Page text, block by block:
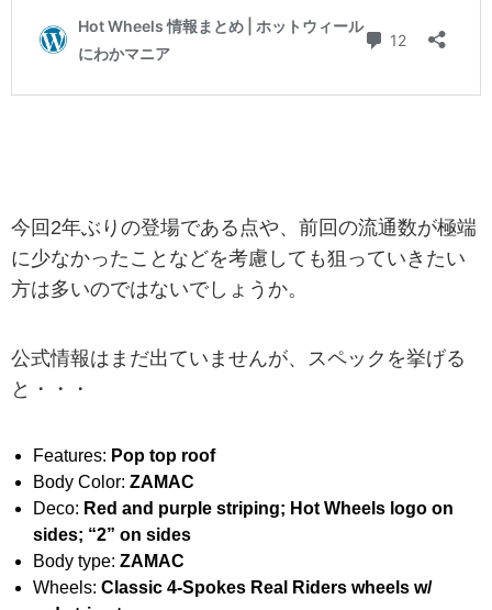
今回2年ぶりの登場である点や、前回の流通数が極端
に少なかったことなどを考慮しても狙っていきたい
方は多いのではないでしょうか。
公式情報はまだ出ていませんが、スペックを挙げる
と・・・
Features: Pop top roof
Body Color: ZAMAC
Deco: Red and purple striping; Hot Wheels logo on
sides; “2” on sides
Body type: ZAMAC
Wheels: Classic 4-Spokes Real Riders wheels w/